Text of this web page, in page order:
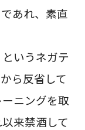
あれ、素直
いうネガテ
ら反省して
ニングを取
来禁酒して